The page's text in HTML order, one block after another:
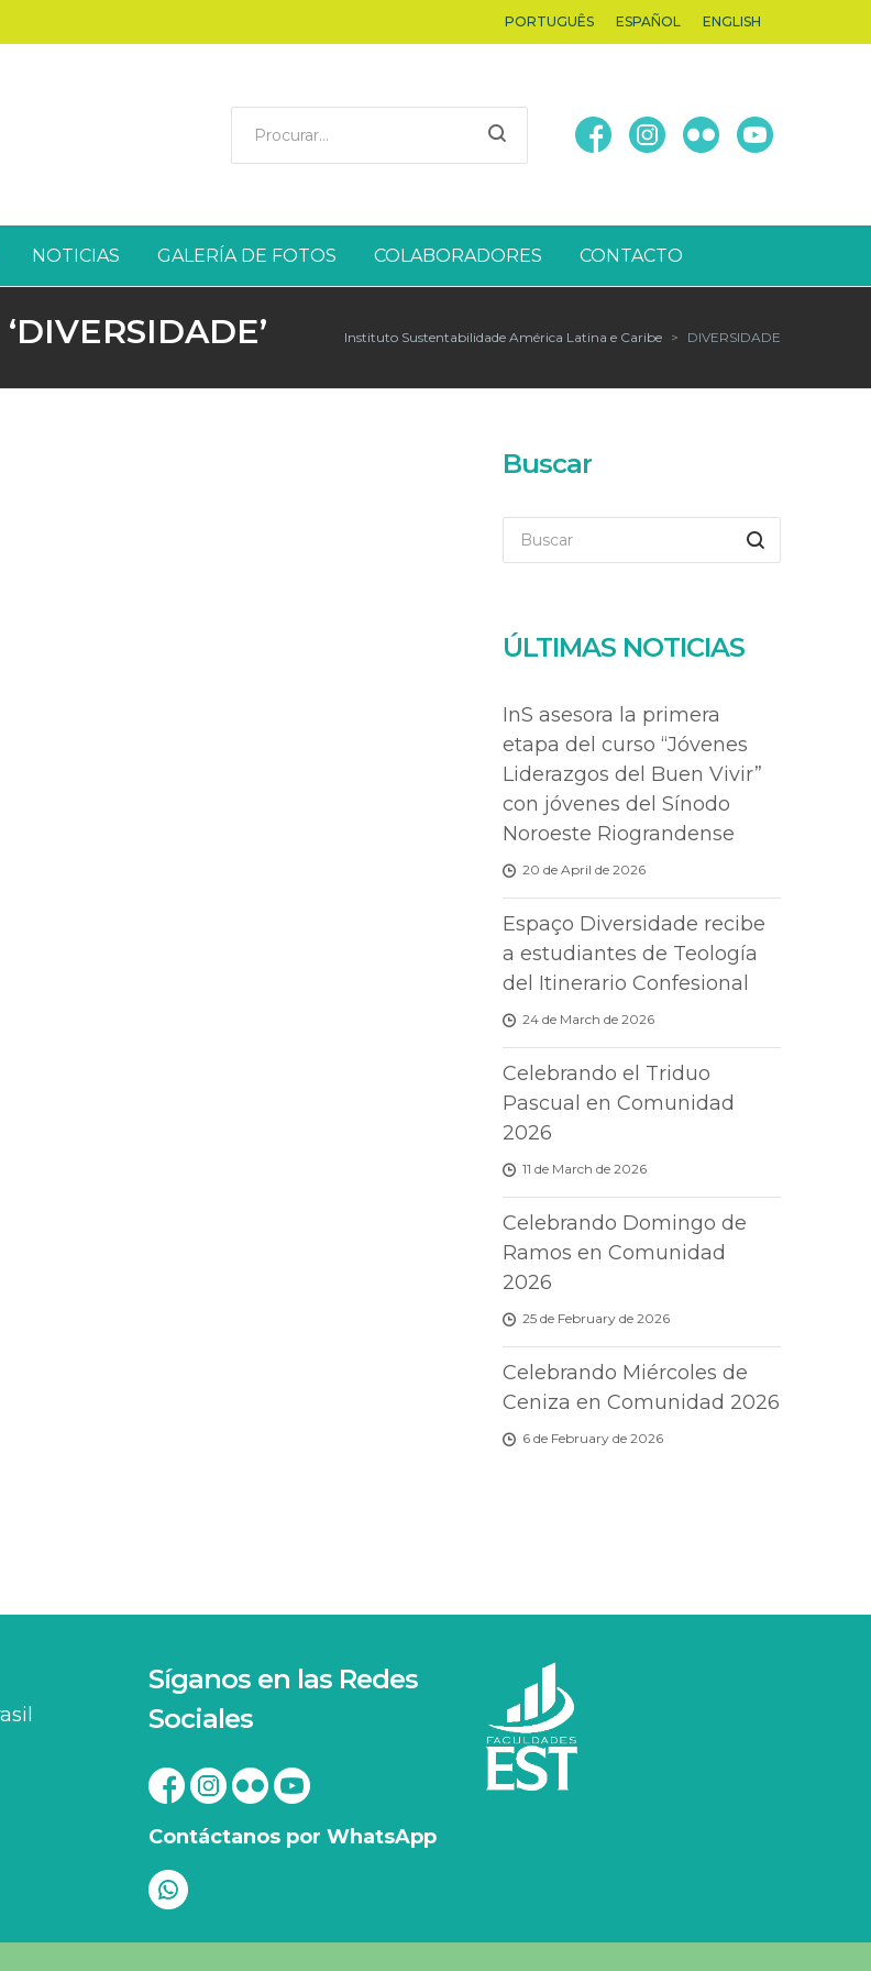
PORTUGUÊS ESPAÑOL ENGLISH
NOTICIAS GALERÍA DE FOTOS COLABORADORES CONTACTO
Instituto Sustentabilidade América Latina e Caribe > DIVERSIDADE
Buscar
ÚLTIMAS NOTICIAS
InS asesora la primera
etapa del curso “Jóvenes
Liderazgos del Buen Vivir”
con jóvenes del Sínodo
Noroeste Riograndense
20 de April de 2026
Espaço Diversidade recibe
a estudiantes de Teología
del Itinerario Confesional
24 de March de 2026
Celebrando el Triduo
Pascual en Comunidad
2026
11 de March de 2026
Celebrando Domingo de
Ramos en Comunidad
2026
25 de February de 2026
Celebrando Miércoles de
Ceniza en Comunidad 2026
6 de February de 2026
Síganos en las Redes
Sociales
Contáctanos por WhatsApp